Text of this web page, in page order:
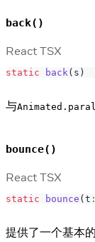
back()
React TSX
static back( s )
与
bounce()
React TSX
static bounce (t :
提供了一个基本